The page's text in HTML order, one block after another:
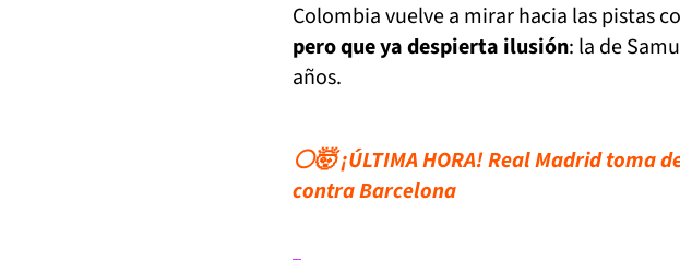
Colombia vuelve a mirar hacia las pistas
pero que ya despierta ilusión: la de
años.
⚪🤯 ¡ÚLTIMA HORA! Real Madrid toma
contra Barcelona